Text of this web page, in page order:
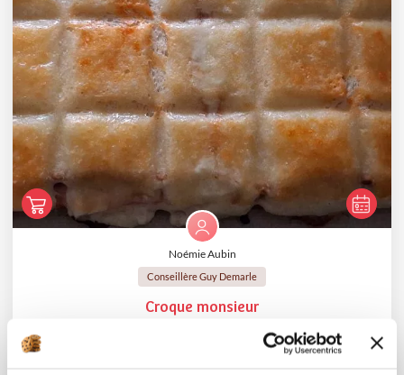
Noémie Aubin
Conseillère Guy Demarle
Croque monsieur